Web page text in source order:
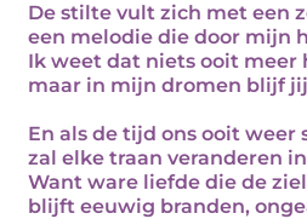
De stilte vult zich met een
een melodie die door mijn
Ik weet dat niets ooit meer
maar in mijn dromen blijf
En als de tijd ons ooit weer
zal elke traan veranderen
Want ware liefde die de
blijft eeuwig branden,